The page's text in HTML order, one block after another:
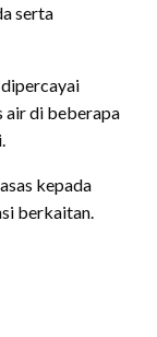
serta
air di beberapa
kepada
berkaitan.